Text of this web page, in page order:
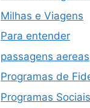
Milhas e Viagens
Para entender
passagens aereas
Programas de
Programas Sociais